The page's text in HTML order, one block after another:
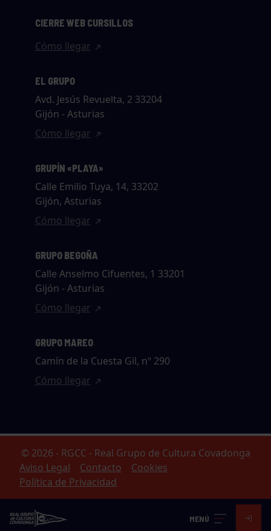
MENÚ
CIERRE WEB CURSILLOS
Cómo llegar
EL GRUPO
Avd. Jesús Revuelta, 2 33204
Gijón - Asturias
Cómo llegar
GRUPÍN «PLAYA»
Calle Emilio Tuya, 14, 33202
Gijón, Asturias
Cómo llegar
GRUPO BEGOÑA
Calle Anselmo Cifuentes, 1 33201
Gijón - Asturias
Cómo llegar
GRUPO MAREO
Camín de la Cuesta Gil, nº 290
Cómo llegar
© 2026 - RGCC - Real Grupo de Cultura Covadonga
Aviso Legal
Contacto
Cookies
Política de Privacidad